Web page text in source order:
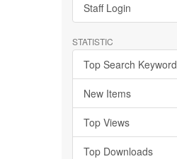
Staff Login
STATISTIC
Top Search Keyword
New Items
Top Views
Top Downloads